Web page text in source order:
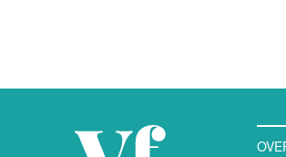
manier van samenwerking ervaren,